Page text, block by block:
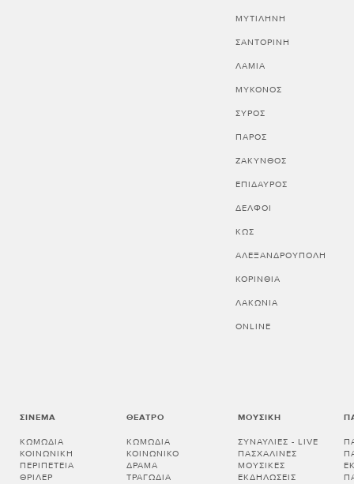
ΜΥΤΙΛΗΝΗ
ΣΑΝΤΟΡΙΝΗ
ΛΑΜΙΑ
ΜΥΚΟΝΟΣ
ΣΥΡΟΣ
ΠΑΡΟΣ
ΖΑΚΥΝΘΟΣ
ΕΠΙΔΑΥΡΟΣ
ΔΕΛΦΟΙ
ΚΩΣ
ΑΛΕΞΑΝΔΡΟΥΠΟΛΗ
ΚΟΡΙΝΘΊΑ
ΛΑΚΩΝΊΑ
ONLINE
ΣΙΝΕΜΆ
ΚΩΜΩΔΊΑ
ΚΟΙΝΩΝΙΚΉ
ΠΕΡΙΠΈΤΕΙΑ
ΘΡΊΛΕΡ
ΘΈΑΤΡΟ
ΚΩΜΩΔΊΑ
ΚΟΙΝΩΝΙΚΌ
ΔΡΆΜΑ
ΤΡΑΓΩΔΊΑ
ΜΟΥΣΙΚΉ
ΣΥΝΑΥΛΊΕΣ - LIVE
ΠΑΣΧΑΛΙΝΈΣ
ΜΟΥΣΙΚΈΣ
ΕΚΔΗΛΏΣΕΙΣ